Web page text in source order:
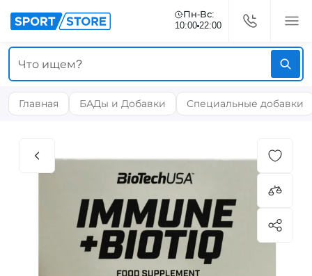
Пн-Вс:
10:00 22:00
Главная БАДы и Добавки Специальные добавки